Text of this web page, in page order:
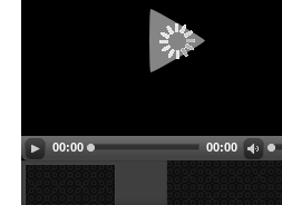
00:00 00:00